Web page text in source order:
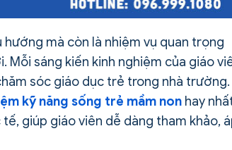
mà còn là nhiệm vụ quan trọng
sáng kiến kinh nghiệm của giáo
sóc giáo dục trẻ trong nhà trường.
kỹ năng sống trẻ mầm non hay
giúp giáo viên dễ dàng tham khảo,